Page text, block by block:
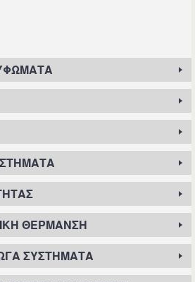
ΘΈΡΜΑΝΣΗ
ΣΥΣΤΉΜΑΤΑ